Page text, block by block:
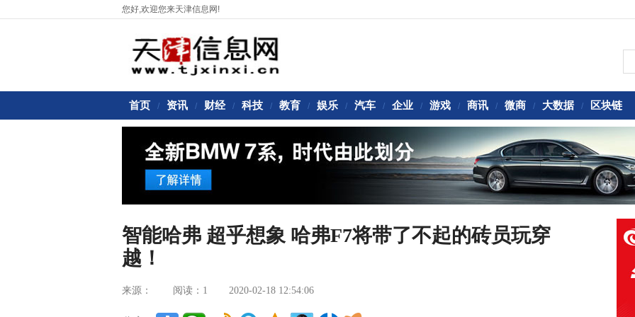
您好,欢迎您来天津信息网!
首页 / 资讯 / 财经 / 科技 / 教育 / 娱乐 / 汽车 / 企业 / 游戏 / 商讯 / 微商 / 大数据 / 区块链
智能哈弗 超乎想象 哈弗F7将带了不起的砖员玩穿
越！
来源： 阅读：1 2020-02-18 12:54:06